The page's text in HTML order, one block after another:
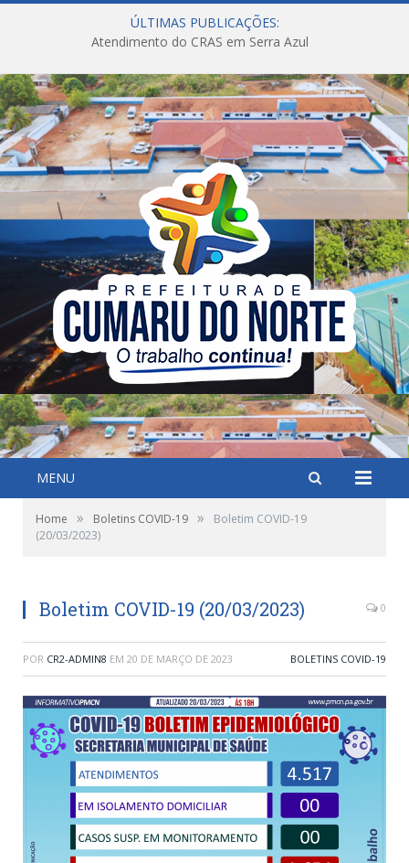
ÚLTIMAS PUBLICAÇÕES:
Atendimento do CRAS em Serra Azul
MENU
Home » Boletins COVID-19 »
Boletim COVID-19
(20/03/2023)
Boletim COVID-19 (20/03/2023) 0
POR CR2-ADMIN8 EM 20 DE MARÇO DE 2023 BOLETINS COVID-19